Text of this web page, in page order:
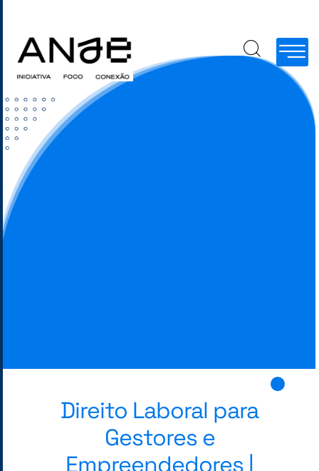
Direito Laboral para
Gestores e
Empreendedores |